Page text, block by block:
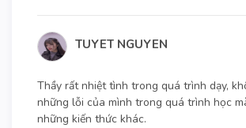
TUYET NGUYEN
Thầy rất nhiệt tình trong quá trình dạy,
những lỗi của mình trong quá trình học
những kiến thức khác.